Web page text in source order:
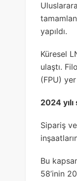
yapıldı.
Küresel
ulaştı.
(FPU) yer
2024
Sipariş
Bu
58’inin